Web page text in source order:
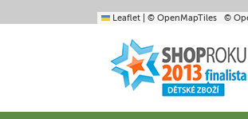
Leaflet © OpenMapTiles ©